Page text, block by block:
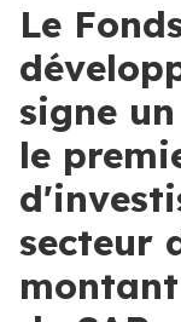
Le
signe
le
secteur